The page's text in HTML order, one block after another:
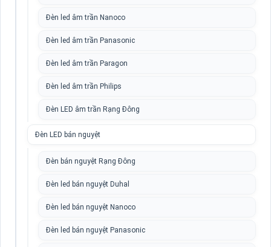
Đèn led âm trần Nanoco
Đèn led âm trần Panasonic
Đèn led âm trần Paragon
Đèn led âm trần Philips
Đèn LED âm trần Rạng Đông
Đèn LED bán nguyệt
Đèn bán nguyệt Rạng Đông
Đèn led bán nguyệt Duhal
Đèn led bán nguyệt Nanoco
Đèn led bán nguyệt Panasonic